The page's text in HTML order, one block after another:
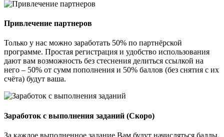
Привлечение партнеров
Только у нас можно заработать 50% по партнёрской
программе. Простая регистрация и удобство использования
дают вам возможность без стеснения делиться ссылкой на
него – 50% от сумм пополнения и 50% баллов (без снятия с их
счёта) будут ваша.
Заработок с выполнения заданий (Скоро)
За каждое выполненное задание Вам будут начисляться баллы,